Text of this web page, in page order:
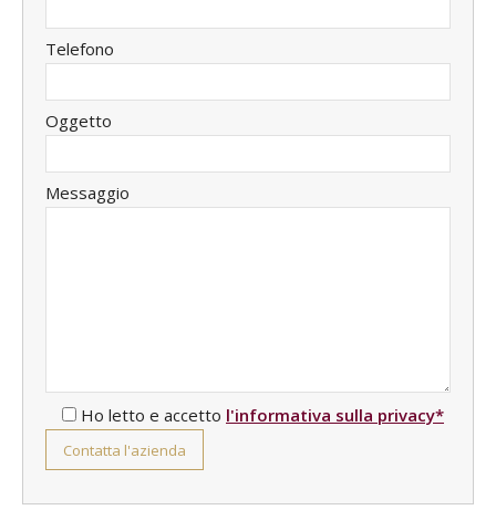
Telefono
Oggetto
Messaggio
Ho letto e accetto l'informativa sulla privacy*